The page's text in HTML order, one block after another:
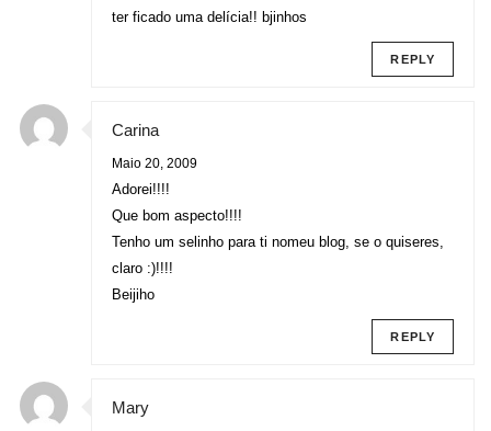
ter ficado uma delícia!! bjinhos
REPLY
Carina
Maio 20, 2009
Adorei!!!!
Que bom aspecto!!!!
Tenho um selinho para ti nomeu blog, se o quiseres,
claro :)!!!!
Beijiho
REPLY
Mary